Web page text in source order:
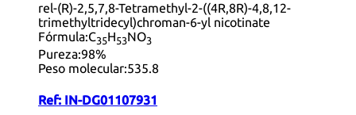
rel-(R)-2,5,7,8-Tetramethyl-2-((4R,8R)-4,8,12-
trimethyltridecyl)chroman-6-yl nicotinate
Fórmula:C35H53NO3
Pureza:98%
Peso molecular:535.8
Ref: IN-DG01107931